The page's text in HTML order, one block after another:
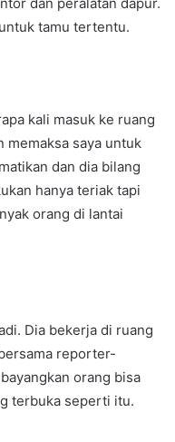
dan peralatan dapur.
tamu tertentu.
kali masuk ke ruang
memaksa saya untuk
dan dia bilang
hanya teriak tapi
orang di lantai
Dia bekerja di ruang
reporter-
orang bisa
terbuka seperti itu.